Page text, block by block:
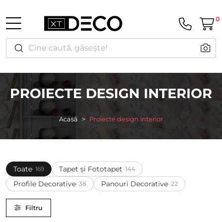
Cine caută, găsește!
0
PROIECTE DESIGN INTERIOR
Acasă Proiecte design interior
Toate· 169 Tapet și Fototapet· 144
Profile Decorative· 38 Panouri Decorative· 22
Filtru